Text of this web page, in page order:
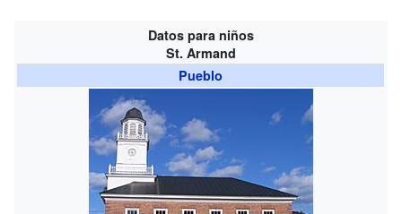
Datos para niños
St. Armand
Pueblo